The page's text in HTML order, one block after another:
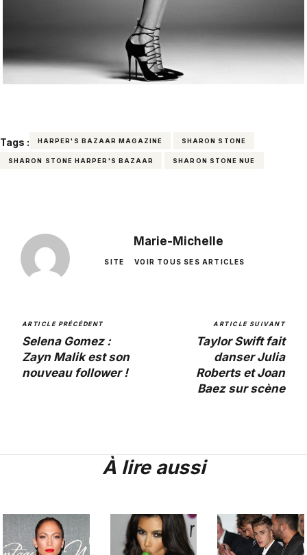
Tags : HARPER'S BAZAAR MAGAZINE SHARON STONE
SHARON STONE HARPER'S BAZAAR SHARON STONE NUE
Marie-Michelle
SITE VOIR TOUS SES ARTICLES
ARTICLE PRÉCÉDENT
Selena Gomez :
Zayn Malik est son
nouveau follower !
ARTICLE SUIVANT
Taylor Swift fait
danser Julia
Roberts et Joan
Baez sur scène
À lire aussi